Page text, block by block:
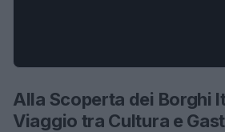
Alla Scoperta dei Borghi
Viaggio tra Cultura e